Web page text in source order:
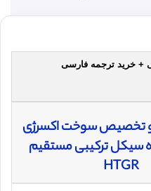
+ خرید ترجمه فارسی
و تخصیص سوخت اکسرژی
سیکل ترکیبی مستقیم
HTGR